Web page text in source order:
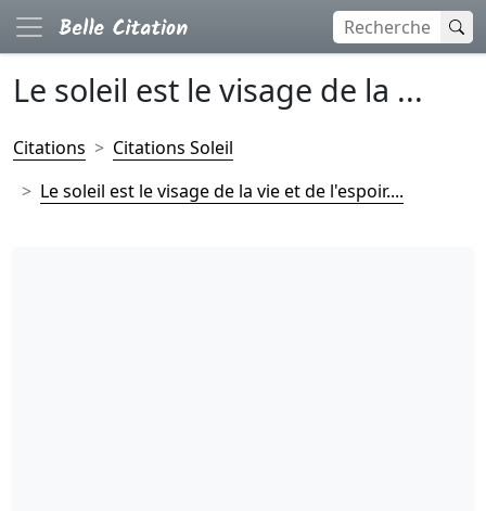
Le soleil est le visage de la ...
Citations
Citations Soleil
Le soleil est le visage de la vie et de l'espoir....